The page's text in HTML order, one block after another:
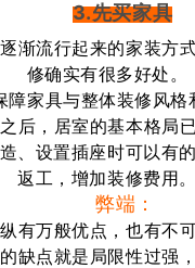
3.先买家具
渐流行起来的家装方
修确实有很多好处。
障家具与整体装修风格
后，居室的基本格局
、设置插座时可以有
返工，增加装修费用。
弊端：
有万般优点，也有不
缺点就是局限性过强